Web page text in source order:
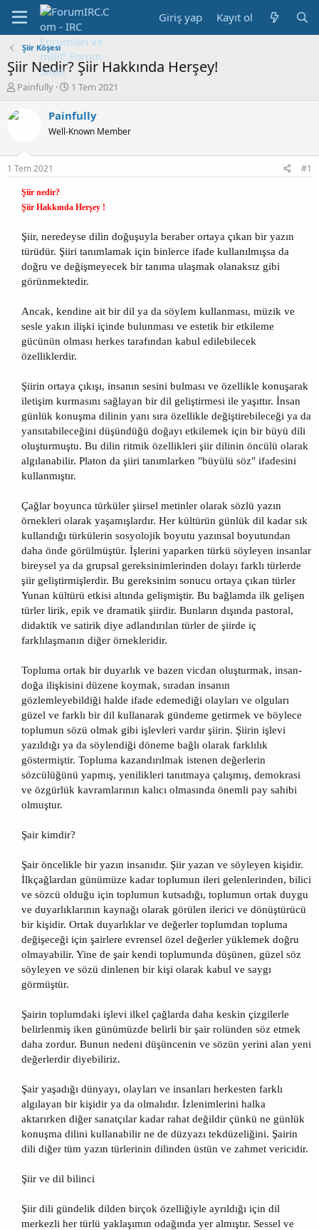
Giriş yap Kayıt ol
Şiir Köşesi
Şiir Nedir? Şiir Hakkında Herşey!
K
n
u
b
n
Painfully
B
ş
a
a
i
h
i
1 Tem 2021
Painfully
Well-Known Member
1 Tem 2021 #1
Şiir nedir?
Şiir Hakkında Herşey !
Şiir, neredeyse dilin doğuşuyla beraber ortaya çıkan bir yazın
türüdür. Şiiri tanımlamak için binlerce ifade kullanılmışsa da
doğru ve değişmeyecek bir tanıma ulaşmak olanaksız gibi
görünmektedir.
Ancak, kendine ait bir dil ya da söylem kullanması, müzik ve
sesle yakın ilişki içinde bulunması ve estetik bir etkileme
gücünün olması herkes tarafından kabul edilebilecek
özelliklerdir.
Şiirin ortaya çıkışı, insanın sesini bulması ve özellikle konuşarak
iletişim kurmasını sağlayan bir dil geliştirmesi ile yaşıttır. İnsan
günlük konuşma dilinin yanı sıra özellikle değiştirebileceği ya da
yansıtabileceğini düşündüğü doğayı etkilemek için bir büyü dili
oluşturmuştu. Bu dilin ritmik özellikleri şiir dilinin öncülü olarak
algılanabilir. Platon da şiiri tanımlarken "büyülü söz" ifadesini
kullanmıştır.
Çağlar boyunca türküler şiirsel metinler olarak sözlü yazın
örnekleri olarak yaşamışlardır. Her kültürün günlük dil kadar sık
kullandığı türkülerin sosyolojik boyutu yazınsal boyutundan
daha önde görülmüştür. İşlerini yaparken türkü söyleyen insanlar
bireysel ya da grupsal gereksinimlerinden dolayı farklı türlerde
şiir geliştirmişlerdir. Bu gereksinim sonucu ortaya çıkan türler
Yunan kültürü etkisi altında gelişmiştir. Bu bağlamda ilk gelişen
türler lirik, epik ve dramatik şiirdir. Bunların dışında pastoral,
didaktik ve satirik diye adlandırılan türler de şiirde iç
farklılaşmanın diğer örnekleridir.
Topluma ortak bir duyarlık ve bazen vicdan oluşturmak, insan-
doğa ilişkisini düzene koymak, sıradan insanın
gözlemleyebildiği halde ifade edemediği olayları ve olguları
güzel ve farklı bir dil kullanarak gündeme getirmek ve böylece
toplumun sözü olmak gibi işlevleri vardır şiirin. Şiirin işlevi
yazıldığı ya da söylendiği döneme bağlı olarak farklılık
göstermiştir. Topluma kazandırılmak istenen değerlerin
sözcülüğünü yapmış, yenilikleri tanıtmaya çalışmış, demokrasi
ve özgürlük kavramlarının kalıcı olmasında önemli pay sahibi
olmuştur.
Şair kimdir?
Şair öncelikle bir yazın insanıdır. Şiir yazan ve söyleyen kişidir.
İlkçağlardan günümüze kadar toplumun ileri gelenlerinden, bilici
ve sözcü olduğu için toplumun kutsadığı, toplumun ortak duygu
ve duyarlıklarının kaynağı olarak görülen ilerici ve dönüştürücü
bir kişidir. Ortak duyarlıklar ve değerler toplumdan topluma
değişeceği için şairlere evrensel özel değerler yüklemek doğru
olmayabilir. Yine de şair kendi toplumunda düşünen, güzel söz
söyleyen ve sözü dinlenen bir kişi olarak kabul ve saygı
görmüştür.
Şairin toplumdaki işlevi ilkel çağlarda daha keskin çizgilerle
belirlenmiş iken günümüzde belirli bir şair rolünden söz etmek
daha zordur. Bunun nedeni düşüncenin ve sözün yerini alan yeni
değerlerdir diyebiliriz.
Şair yaşadığı dünyayı, olayları ve insanları herkesten farklı
algılayan bir kişidir ya da olmalıdır. İzlenimlerini halka
aktarırken diğer sanatçılar kadar rahat değildir çünkü ne günlük
konuşma dilini kullanabilir ne de düzyazı tekdüzeliğini. Şairin
dili diğer tüm yazın türlerinin dilinden üstün ve zahmet vericidir.
Şiir ve dil bilinci
Şiir dili gündelik dilden birçok özelliğiyle ayrıldığı için dil
merkezli her türlü yaklaşımın odağında yer almıştır. Sessel ve